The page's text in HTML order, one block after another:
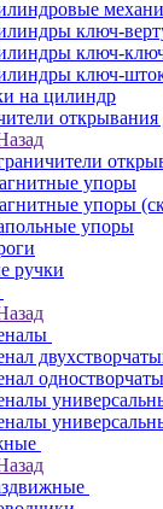
ключ-
ключ-
ключ-
на цилиндр
открывания
упоры
упоры
упоры
ручки